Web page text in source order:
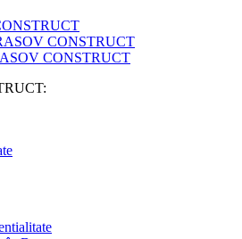
CONSTRUCT
CONSTRUCT